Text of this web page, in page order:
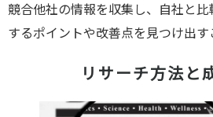
競合他社の情報を収集し、自社と
するポイントや改善点を見つけ出す
リサーチ方法と